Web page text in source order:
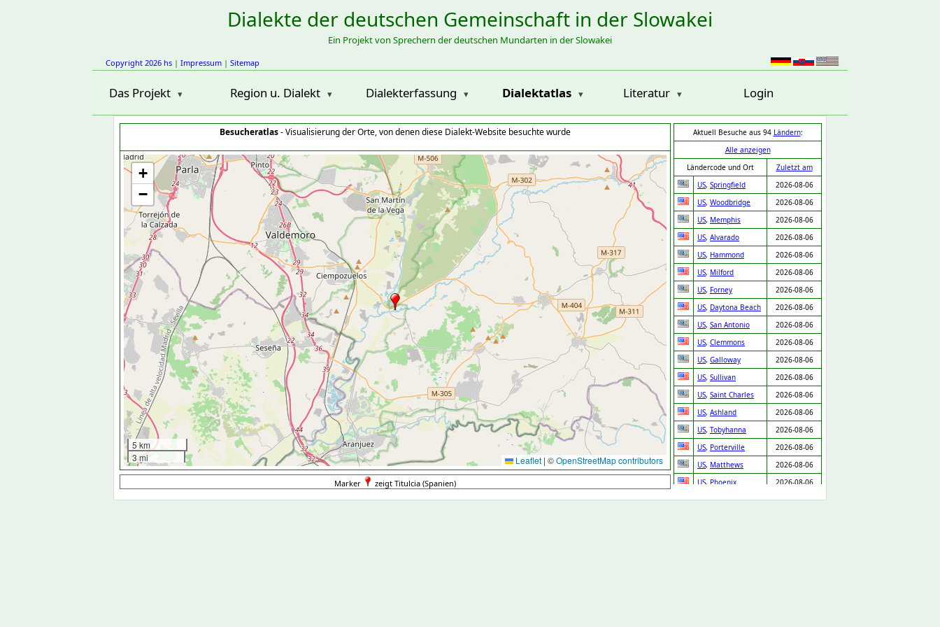
Dialekte der deutschen Gemeinschaft in der Slowakei
Ein Projekt von Sprechern der deutschen Mundarten in der Slowakei
Copyright 2026 hs | Impressum | Sitemap
Das Projekt Region u. Dialekt Dialekterfassung Dialektatlas Literatur Login
Besucheratlas- Visualisierung der Orte, von denen diese Dialekt-Website besuchte wurde
+
−
5 km
3 mi
Leaflet | ©OpenStreetMap contributors
Aktuell Besuche aus 94 Ländern:
Alle anzeigen
Ländercode und Ort
Zuletzt am
US, Springfield
2026-08-06
US, Woodbridge
2026-08-06
US, Memphis
2026-08-06
US, Alvarado
2026-08-06
US, Hammond
2026-08-06
US, Milford
2026-08-06
US, Forney
2026-08-06
US, Daytona Beach
2026-08-06
US, San Antonio
2026-08-06
US, Clemmons
2026-08-06
US, Galloway
2026-08-06
US, Sullivan
2026-08-06
US, Saint Charles
2026-08-06
US, Ashland
2026-08-06
US, Tobyhanna
2026-08-06
US, Porterville
2026-08-06
US, Matthews
2026-08-06
US, Phoenix
2026-08-06
US,Byron
2026-08-06
Marker zeigt Titulcia (Spanien)